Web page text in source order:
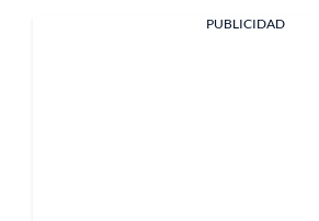
PUBLICIDAD